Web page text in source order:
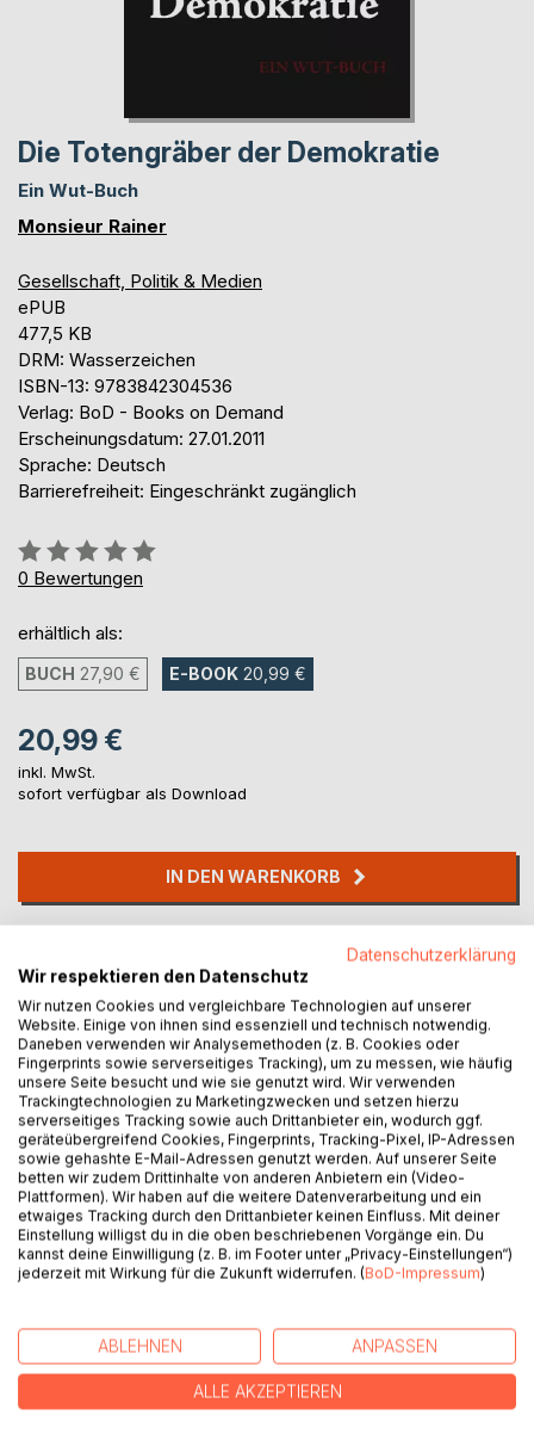
Die Totengräber der Demokratie
Ein Wut-Buch
Monsieur Rainer
Gesellschaft, Politik & Medien
ePUB
477,5 KB
DRM: Wasserzeichen
ISBN-13: 9783842304536
Verlag: BoD - Books on Demand
Erscheinungsdatum: 27.01.2011
Sprache: Deutsch
Barrierefreiheit: Eingeschränkt zugänglich
Bewertung::
0%
0 Bewertungen
erhältlich als:
BUCH 27,90 € E-BOOK 20,99 €
20,99 €
inkl. MwSt.
sofort verfügbar als Download
IN DEN WARENKORB
Titel bewerten
BESCHREIBUNG
Die neue Protestkultur ist ein Ventil für ein eklatantes
Demokratie-Defizit. Den arroganten Politikern ist jede
Bodenhaftung und jedes Gespür für die Befindlichkeiten
als Marionetten der unverschämtesten Lobbyisten. Die
jakobinischen Verfechter der Political Correctness und
deren Multikulti-Wahn gehen den Bürgern auf die Nerven.
Datenschutzerklärung
Wir respektieren den Datenschutz
Wir nutzen Cookies und vergleichbare Technologien auf unserer
Website. Einige von ihnen sind essenziell und technisch notwendig.
Daneben verwenden wir Analysemethoden (z. B. Cookies oder
Fingerprints sowie serverseitiges Tracking), um zu messen, wie häufig
unsere Seite besucht und wie sie genutzt wird. Wir verwenden
Trackingtechnologien zu Marketingzwecken und setzen hierzu
serverseitiges Tracking sowie auch Drittanbieter ein, wodurch ggf.
geräteübergreifend Cookies, Fingerprints, Tracking-Pixel, IP-Adressen
sowie gehashte E-Mail-Adressen genutzt werden. Auf unserer Seite
betten wir zudem Drittinhalte von anderen Anbietern ein (Video-
Plattformen). Wir haben auf die weitere Datenverarbeitung und ein
etwaiges Tracking durch den Drittanbieter keinen Einfluss. Mit deiner
Einstellung willigst du in die oben beschriebenen Vorgänge ein. Du
kannst deine Einwilligung (z. B. im Footer unter „Privacy-Einstellungen“)
jederzeit mit Wirkung für die Zukunft widerrufen. (BoD-Impressum)
ABLEHNEN ANPASSEN
ALLE AKZEPTIEREN